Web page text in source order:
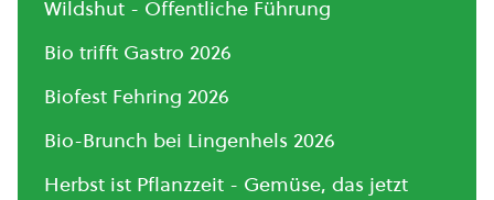
Wildshut - Öffentliche Führung
Bio trifft Gastro 2026
Biofest Fehring 2026
Bio-Brunch bei Lingenhels 2026
Herbst ist Pflanzzeit - Gemüse, das jetzt